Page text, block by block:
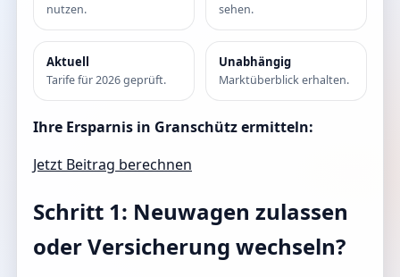
nutzen.
sehen.
Aktuell
Tarife für 2026 geprüft.
Unabhängig
Marktüberblick erhalten.
Ihre Ersparnis in Granschütz ermitteln:
Jetzt Beitrag berechnen
Schritt 1: Neuwagen zulassen
oder Versicherung wechseln?